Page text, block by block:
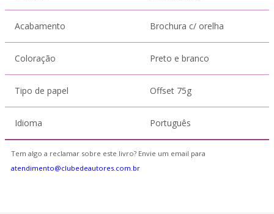
Acabamento Brochura c/ orelha
Coloração Preto e branco
Tipo de papel Offset 75g
Idioma Português
Tem algo a reclamar sobre este livro? Envie um email para
atendimento@clubedeautores.com.br